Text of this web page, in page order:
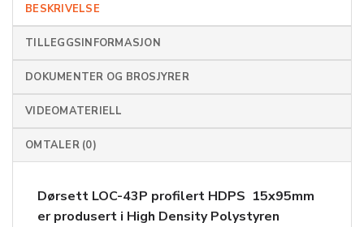
BESKRIVELSE
TILLEGGSINFORMASJON
DOKUMENTER OG BROSJYRER
VIDEOMATERIELL
OMTALER (0)
Dørsett LOC-43P profilert HDPS 15x95mm
er produsert i High Density Polystyren